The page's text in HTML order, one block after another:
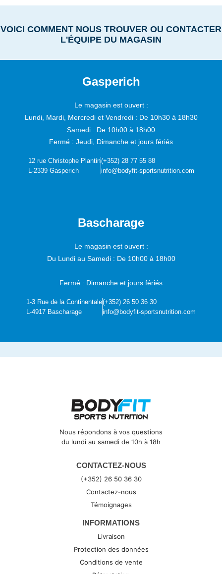
VOICI COMMENT NOUS TROUVER OU CONTACTER
L'ÉQUIPE DU MAGASIN
Gasperich
Le magasin est ouvert :
Lundi, Mardi, Mercredi et Vendredi : De 10h30 à 18h30
Samedi : De 10h00 à 18h00
Fermé : Jeudi, Dimanche et jours fériés
12 rue Christophe Plantin
L-2339 Gasperich
(+352) 28 77 55 88
info@bodyfit-sportsnutrition.com
Bascharage
Le magasin est ouvert :
Du Lundi au Samedi : De 10h00 à 18h00
Fermé : Dimanche et jours fériés
1-3 Rue de la Continentale
L-4917 Bascharage
(+352) 26 50 36 30
info@bodyfit-sportsnutrition.com
Nous répondons à vos questions
du lundi au samedi de 10h à 18h
CONTACTEZ-NOUS
(+352) 26 50 36 30
Contactez-nous
Témoignages
INFORMATIONS
Livraison
Protection des données
Conditions de vente